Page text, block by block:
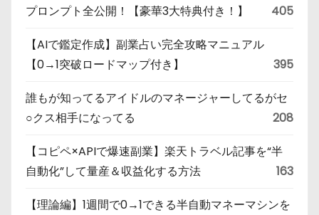
プロンプト全公開！【豪華3大特典付き！】
405
【AIで鑑定作成】副業占い完全攻略マニュアル
【0→1突破ロードマップ付き】
395
誰もが知ってるアイドルのマネージャーしてるがセ
○クス相手になってる
208
【コピペ×APIで爆速副業】楽天トラベル記事を“半
自動化”して量産＆収益化する方法
163
【理論編】1週間で0→1できる半自動マネーマシンを